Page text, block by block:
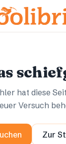
hat diese
Versuch
Zur